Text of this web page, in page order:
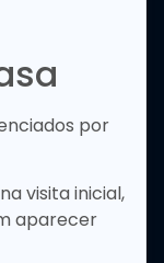
por
visita inicial,
aparecer